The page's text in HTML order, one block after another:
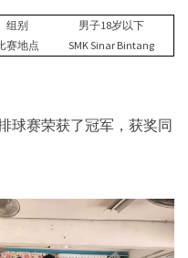
组别
男子18岁以下
赛地点 SMK Sinar Bintang
球赛荣获了冠军，获奖同